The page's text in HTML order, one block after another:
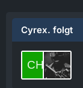
Cyrex. folgt